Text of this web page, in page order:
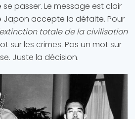
se passer. Le message est clair
Japon accepte la défaite. Pour
totale de la civilisation
sur les crimes. Pas un mot sur
Juste la décision.